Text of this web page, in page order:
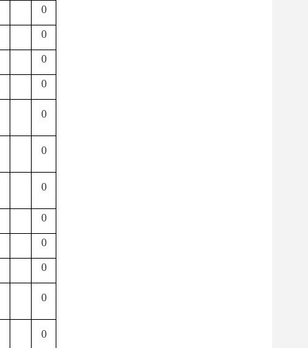
0
0
0
0
0
0
0
0
0
0
0
0